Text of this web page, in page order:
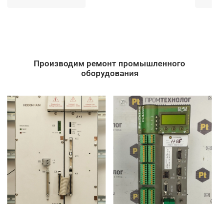
Производим ремонт промышленного
оборудования